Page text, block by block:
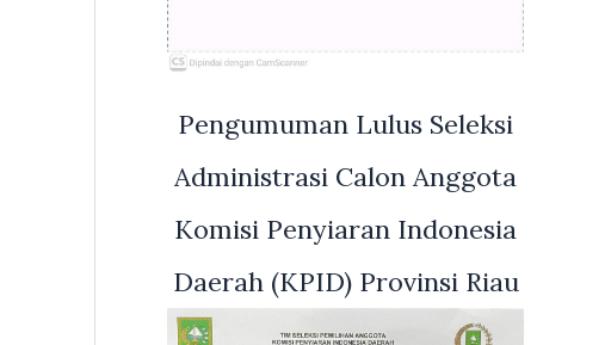
Pengumuman Lulus Seleksi
Administrasi Calon Anggota
Komisi Penyiaran Indonesia
Daerah (KPID) Provinsi Riau